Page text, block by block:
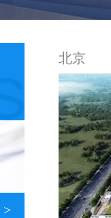
>
北京